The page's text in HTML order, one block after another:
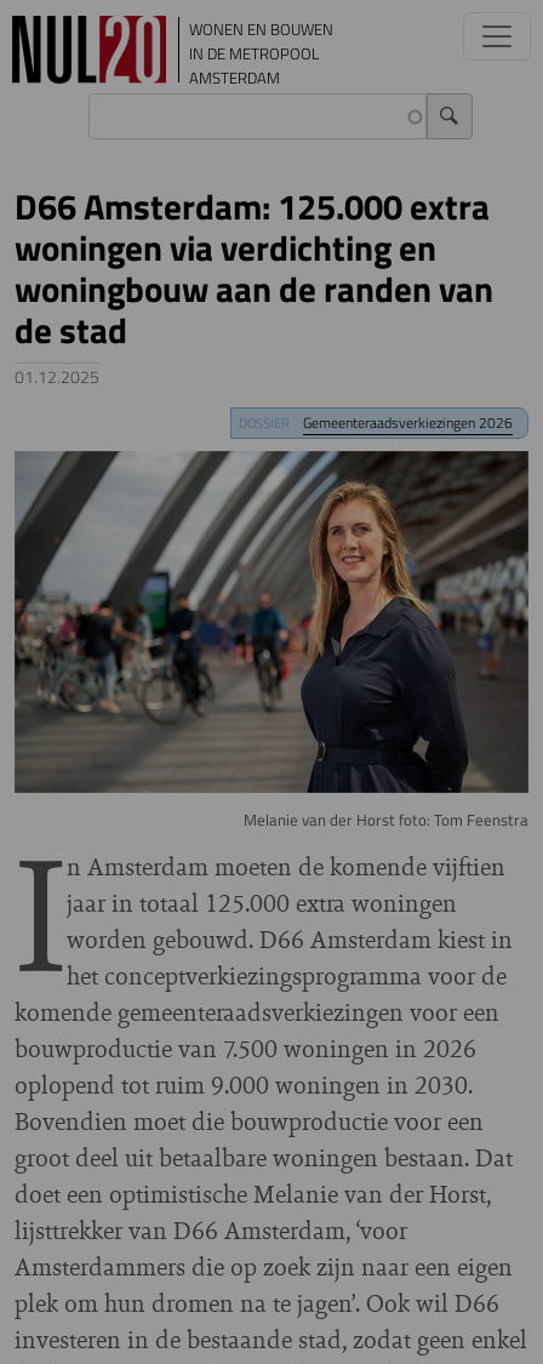
Overslaan en naar de inhoud gaan
WONEN EN BOUWEN
IN DE METROPOOL
AMSTERDAM
D66 Amsterdam: 125.000 extra
woningen via verdichting en
woningbouw aan de randen van
de stad
01.12.2025
DOSSIER Gemeenteraadsverkiezingen 2026
Melanie van der Horst foto: Tom Feenstra
In Amsterdam moeten de komende vijftien
jaar in totaal 125.000 extra woningen
worden gebouwd. D66 Amsterdam kiest in
het conceptverkiezingsprogramma voor de
komende gemeenteraadsverkiezingen voor een
bouwproductie van 7.500 woningen in 2026
oplopend tot ruim 9.000 woningen in 2030.
Bovendien moet die bouwproductie voor een
groot deel uit betaalbare woningen bestaan. Dat
doet een optimistische Melanie van der Horst,
lijsttrekker van D66 Amsterdam, ‘voor
Amsterdammers die op zoek zijn naar een eigen
plek om hun dromen na te jagen’. Ook wil D66
investeren in de bestaande stad, zodat geen enkel